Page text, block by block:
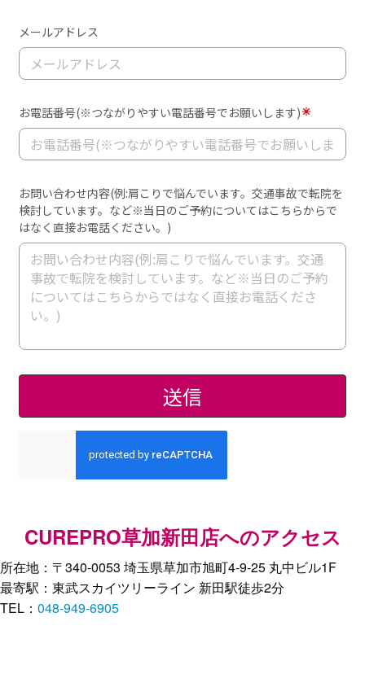
CUREPRO草加新田店へのアクセス
所在地：〒340-0053 埼玉県草加市旭町4-9-25 丸中ビル1F
最寄駅：東武スカイツリーライン 新田駅徒歩2分
TEL： 048-949-6905